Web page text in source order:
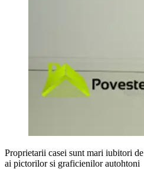
Proprietarii casei sunt mari iubitori
ai pictorilor si graficienilor autohtoni